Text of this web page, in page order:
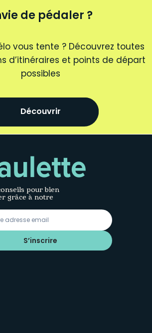
de pédaler ?
vous tente ? Découvrez toutes
d’itinéraires et points de départ
possibles
Découvrir
pour bien
grâce à notre
S’inscrire